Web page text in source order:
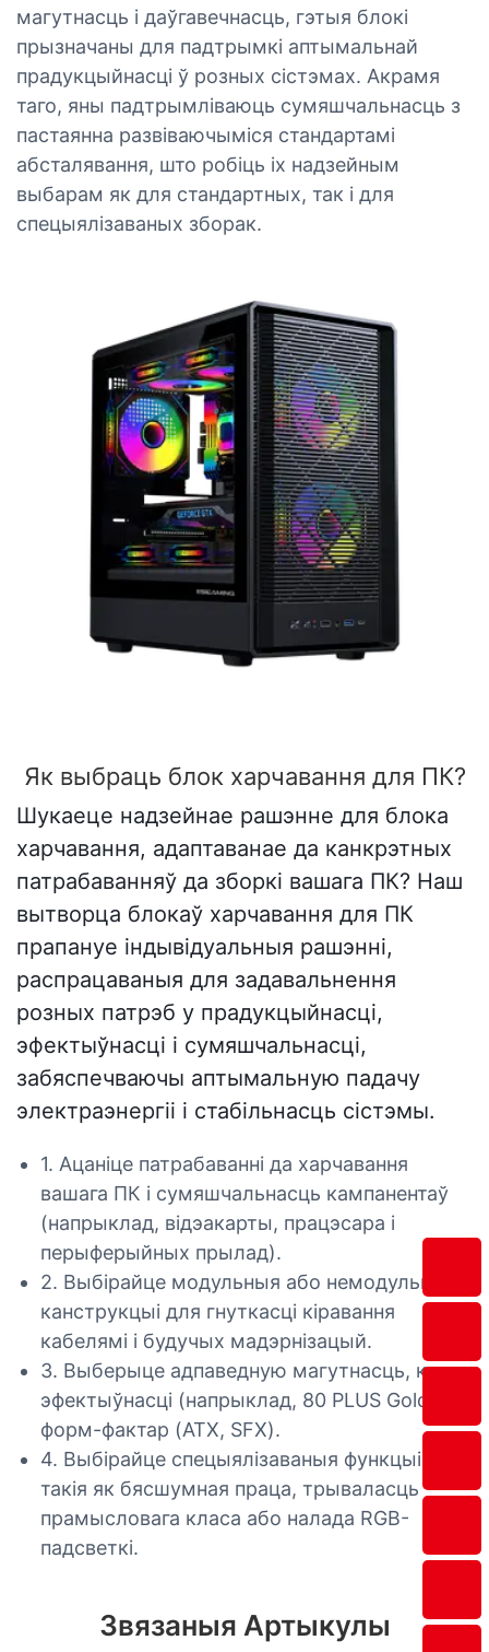
магутнасць і даўгавечнасць, гэтыя блокі
прызначаны для падтрымкі аптымальнай
прадукцыйнасці ў розных сістэмах. Акрамя
таго, яны падтрымліваюць сумяшчальнасць з
пастаянна развіваючыміся стандартамі
абсталявання, што робіць іх надзейным
выбарам як для стандартных, так і для
спецыялізаваных зборак.
Як выбраць блок харчавання для ПК?
Шукаеце надзейнае рашэнне для блока
харчавання, адаптаванае да канкрэтных
патрабаванняў да зборкі вашага ПК? Наш
вытворца блокаў харчавання для ПК
прапануе індывідуальныя рашэнні,
распрацаваныя для задавальнення
розных патрэб у прадукцыйнасці,
эфектыўнасці і сумяшчальнасці,
забяспечваючы аптымальную падачу
электраэнергіі і стабільнасць сістэмы.
1. Ацаніце патрабаванні да харчавання
вашага ПК і сумяшчальнасць кампанентаў
(напрыклад, відэакарты, працэсара і
перыферыйных прылад).
2. Выбірайце модульныя або немодульныя
канструкцыі для гнуткасці кіравання
кабелямі і будучых мадэрнізацый.
3. Выберыце адпаведную магутнасць, клас
эфектыўнасці (напрыклад, 80 PLUS Gold) і
форм-фактар ​​(ATX, SFX).
4. Выбірайце спецыялізаваныя функцыі,
такія як бясшумная праца, трываласць
прамысловага класа або налада RGB-
падсветкі.
Звязаныя Артыкулы